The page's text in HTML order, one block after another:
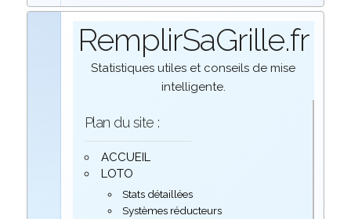
RemplirSaGrille.fr
Statistiques utiles et conseils de mise
intelligente.
Plan du site :
ACCUEIL
LOTO
Stats détaillées
Systèmes réducteurs